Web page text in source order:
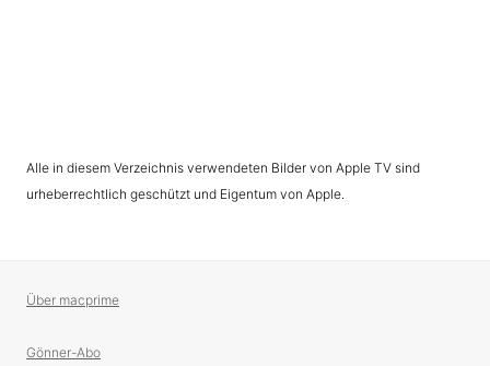
Alle in diesem Verzeichnis verwendeten Bilder von Apple TV sind
urheberrechtlich geschützt und Eigentum von Apple.
Über macprime
Gönner-Abo